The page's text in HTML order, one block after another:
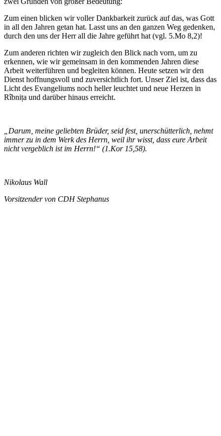
Zum einen blicken wir voller Dankbarkeit zurück auf das, was Gott
in all den Jahren getan hat. Lasst uns an den ganzen Weg gedenken,
durch den uns der Herr all die Jahre geführt hat (vgl. 5.Mo 8,2)!
Zum anderen richten wir zugleich den Blick nach vorn, um zu
erkennen, wie wir gemeinsam in den kommenden Jahren diese
Arbeit weiterführen und begleiten können. Heute setzen wir den
Dienst hoffnungsvoll und zuversichtlich fort. Unser Ziel ist, dass das
Licht des Evangeliums noch heller leuchtet und neue Herzen in
Rîbnița und darüber hinaus erreicht.
„Darum, meine geliebten Brüder, seid fest, unerschütterlich, nehmt
immer zu in dem Werk des Herrn, weil ihr wisst, dass eure Arbeit
nicht vergeblich ist im Herrn!“ (1.Kor 15,58).
Nikolaus Wall
Vorsitzender von CDH Stephanus